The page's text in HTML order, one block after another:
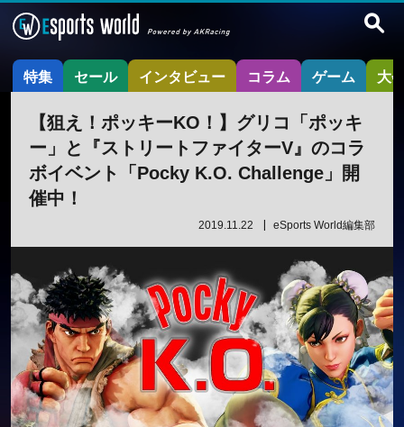
特集 セール インタビュー コラム ゲーム 大
【狙え！ポッキーKO！】グリコ「ポッキ
ー」と『ストリートファイターV』のコラ
ボイベント「Pocky K.O. Challenge」開
催中！
2019.11.22 eSports World編集部